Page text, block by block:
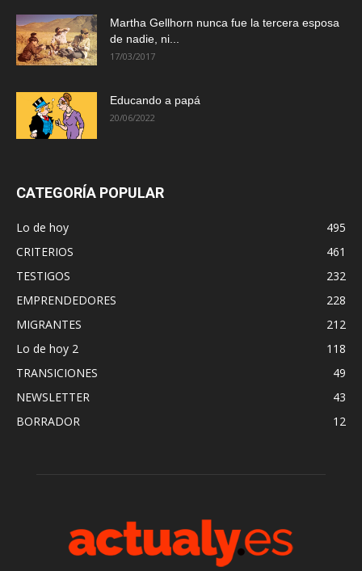
Martha Gellhorn nunca fue la tercera esposa
de nadie, ni...
17/03/2017
Educando a papá
20/06/2022
CATEGORÍA POPULAR
Lo de hoy
495
CRITERIOS
461
TESTIGOS
232
EMPRENDEDORES
228
MIGRANTES
212
Lo de hoy 2
118
TRANSICIONES
49
NEWSLETTER
43
BORRADOR
12